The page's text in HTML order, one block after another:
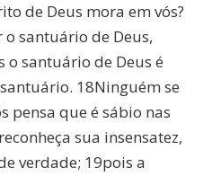
de Deus mora em vós?
santuário de Deus,
o santuário de Deus é
18Ninguém se
pensa que é sábio nas
sua insensatez,
verdade; 19pois a